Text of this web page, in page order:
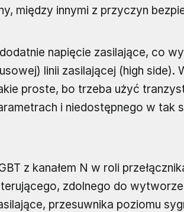
między innymi z przyczyn
napięcie zasilające, co
linii zasilającej (high side).
proste, bo trzeba użyć
i niedostępnego w tak
z kanałem N w roli
zdolnego do
przesuwnika poziomu